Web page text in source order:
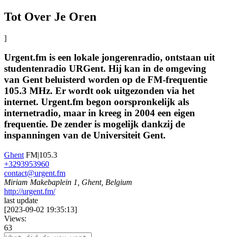
Tot Over Je Oren
]
Urgent.fm is een lokale jongerenradio, ontstaan uit
studentenradio URGent. Hij kan in de omgeving
van Gent beluisterd worden op de FM-frequentie
105.3 MHz. Er wordt ook uitgezonden via het
internet. Urgent.fm begon oorspronkelijk als
internetradio, maar in kreeg in 2004 een eigen
frequentie. De zender is mogelijk dankzij de
inspanningen van de Universiteit Gent.
Ghent FM|105.3
+3293953960
contact@urgent.fm
Miriam Makebaplein 1, Ghent, Belgium
http://urgent.fm/
last update
[2023-09-02 19:35:13]
Views:
63